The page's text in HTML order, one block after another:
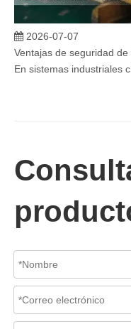
En sistemas
2026-07-06